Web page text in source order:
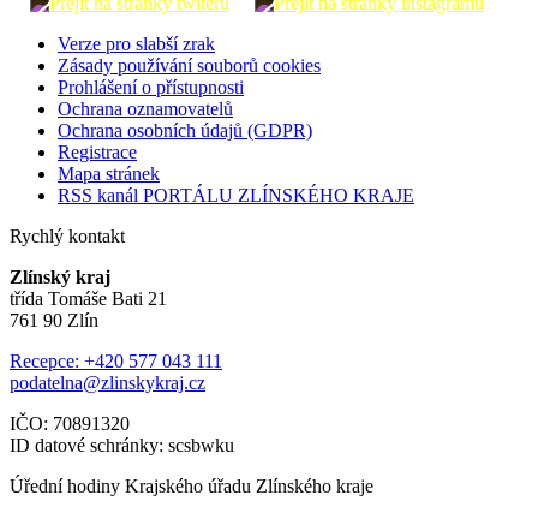
Verze pro slabší zrak
Zásady používání souborů cookies
Prohlášení o přístupnosti
Ochrana oznamovatelů
Ochrana osobních údajů (GDPR)
Registrace
Mapa stránek
RSS kanál PORTÁLU ZLÍNSKÉHO KRAJE
Rychlý kontakt
Zlínský kraj
třída Tomáše Bati 21
761 90 Zlín
Recepce: +420 577 043 111
podatelna@zlinskykraj.cz
IČO: 70891320
ID datové schránky: scsbwku
Úřední hodiny Krajského úřadu Zlínského kraje